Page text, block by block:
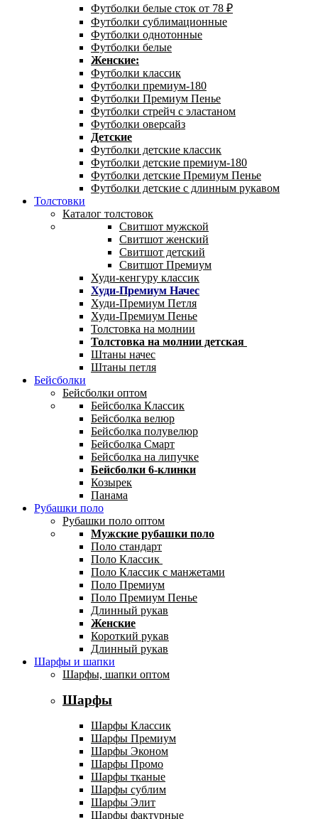
Футболки белые сток от 78 ₽
Футболки сублимационные
Футболки однотонные
Футболки белые
Женские:
Футболки классик
Футболки премиум-180
Футболки Премиум Пенье
Футболки стрейч с эластаном
Футболки оверсайз
Детские
Футболки детские классик
Футболки детские премиум-180
Футболки детские Премиум Пенье
Футболки детские с длинным рукавом
Толстовки
Каталог толстовок
Свитшот мужской
Свитшот женский
Свитшот детский
Свитшот Премиум
Худи-кенгуру классик
Худи-Премиум Начес
Худи-Премиум Петля
Худи-Премиум Пенье
Толстовка на молнии
Толстовка на молнии детская
Штаны начес
Штаны петля
Бейсболки
Бейсболки оптом
Бейсболка Классик
Бейсболка велюр
Бейсболка полувелюр
Бейсболка Смарт
Бейсболка на липучке
Бейсболки 6-клинки
Козырек
Панама
Рубашки поло
Рубашки поло оптом
Мужские рубашки поло
Поло стандарт
Поло Классик
Поло Классик с манжетами
Поло Премиум
Поло Премиум Пенье
Длинный рукав
Женские
Короткий рукав
Длинный рукав
Шарфы и шапки
Шарфы, шапки оптом
Шарфы
Шарфы Классик
Шарфы Премиум
Шарфы Эконом
Шарфы Промо
Шарфы тканые
Шарфы сублим
Шарфы Элит
Шарфы фактурные